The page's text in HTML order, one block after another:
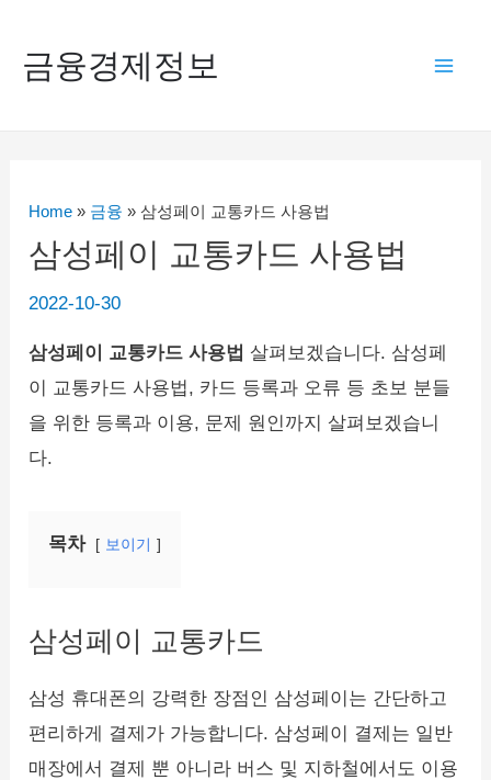
금융경제정보
Home » 금융 »삼성페이 교통카드 사용법
삼성페이 교통카드 사용법
2022-10-30
삼성페이 교통카드 사용법 살펴보겠습니다. 삼성페
이 교통카드 사용법, 카드 등록과 오류 등 초보 분들
을 위한 등록과 이용, 문제 원인까지 살펴보겠습니
다.
목차 보이기
삼성페이 교통카드
삼성 휴대폰의 강력한 장점인 삼성페이는 간단하고
편리하게 결제가 가능합니다. 삼성페이 결제는 일반
매장에서 결제 뿐 아니라 버스 및 지하철에서도 이용